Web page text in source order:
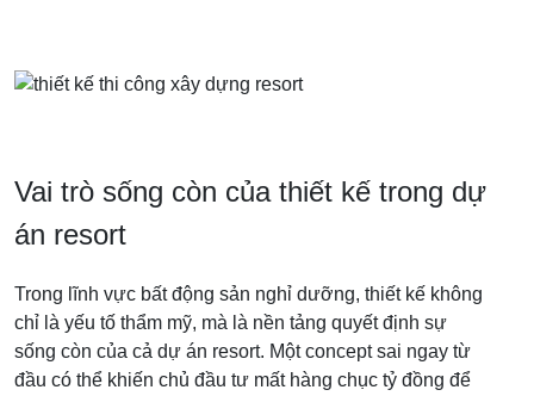
Vai trò sống còn của thiết kế trong dự
án resort
Trong lĩnh vực bất động sản nghỉ dưỡng, thiết kế không
chỉ là yếu tố thẩm mỹ, mà là nền tảng quyết định sự
sống còn của cả dự án resort. Một concept sai ngay từ
đầu có thể khiến chủ đầu tư mất hàng chục tỷ đồng để